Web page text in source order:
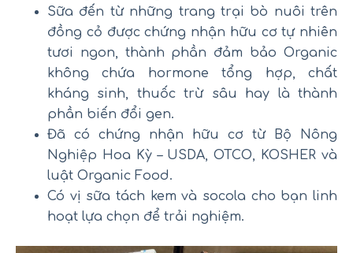
Sữa đến từ những trang trại bò nuôi trên
đồng cỏ được chứng nhận hữu cơ tự nhiên
tươi ngon, thành phần đảm bảo Organic
không chứa hormone tổng hợp, chất
kháng sinh, thuốc trừ sâu hay là thành
phần biến đổi gen.
Đã có chứng nhận hữu cơ từ Bộ Nông
Nghiệp Hoa Kỳ – USDA, OTCO, KOSHER và
luật Organic Food.
Có vị sữa tách kem và socola cho bạn linh
hoạt lựa chọn để trải nghiệm.